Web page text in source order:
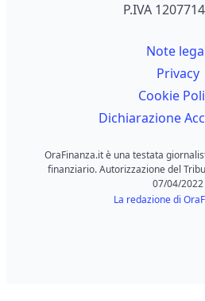
P.IVA
Note
Privacy
Cookie
Dichiarazione
OraFinanza.it è una testata
finanziario. Autorizzazione del
07/04/2022
La redazione di